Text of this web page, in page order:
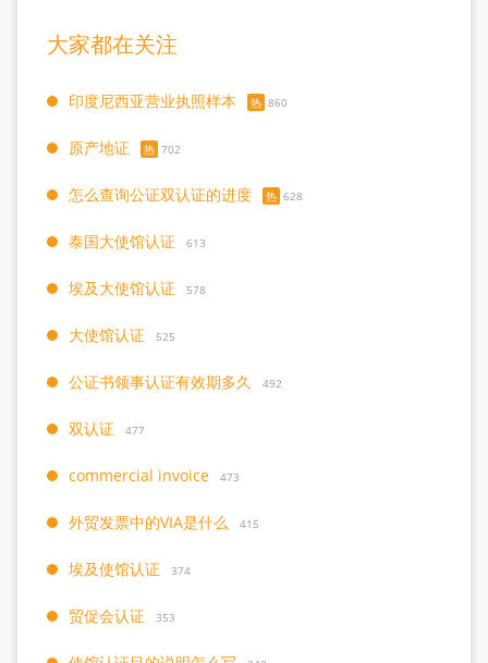
大家都在关注
印度尼西亚营业执照样本 热 860
原产地证 热 702
怎么查询公证双认证的进度 热 628
泰国大使馆认证 613
埃及大使馆认证 578
大使馆认证 525
公证书领事认证有效期多久 492
双认证 477
commercial invoice 473
外贸发票中的VIA是什么 415
埃及使馆认证 374
贸促会认证 353